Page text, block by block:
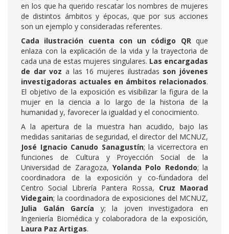
en los que ha querido rescatar los nombres de mujeres
de distintos ámbitos y épocas, que por sus acciones
son un ejemplo y consideradas referentes.
Cada ilustración cuenta con un código QRque
enlaza con la explicación de la vida y la trayectoria de
cada una de estas mujeres singulares. Las encargadas
de dar voz a las 16 mujeres ilustradas son jóvenes
investigadoras actuales en ámbitos relacionados.
El objetivo de la exposición es visibilizar la figura de la
mujer en la ciencia a lo largo de la historia de la
humanidad y, favorecer la igualdad y el conocimiento.
A la apertura de la muestra han acudido, bajo las
medidas sanitarias de seguridad, el director del MCNUZ,
José Ignacio Canudo Sanagustín; la vicerrectora en
funciones de Cultura y Proyección Social de la
Universidad de Zaragoza, Yolanda Polo Redondo; la
coordinadora de la exposición y co-fundadora del
Centro Social Librería Pantera Rossa, Cruz Maorad
Videgain; la coordinadora de exposiciones del MCNUZ,
Julia Galán García y; la joven investigadora en
Ingeniería Biomédica y colaboradora de la exposición,
Laura Paz Artigas.